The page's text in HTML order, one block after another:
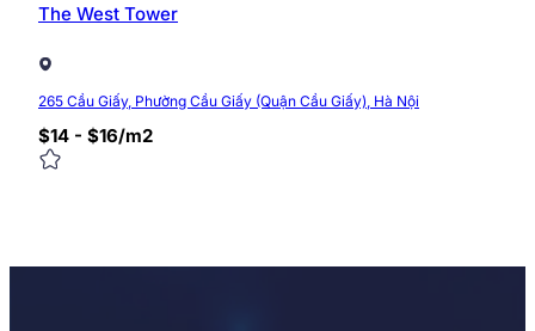
The West Tower
265 Cầu Giấy, Phường Cầu Giấy (Quận Cầu Giấy), Hà Nội
$14 - $16/m2